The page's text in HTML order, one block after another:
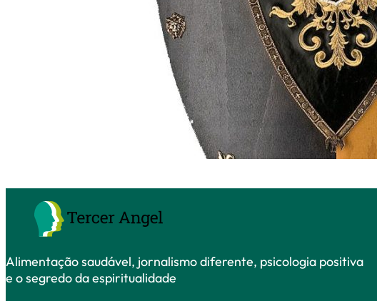
Alimentação saudável, jornalismo diferente, psicologia positiva
e o segredo da espiritualidade